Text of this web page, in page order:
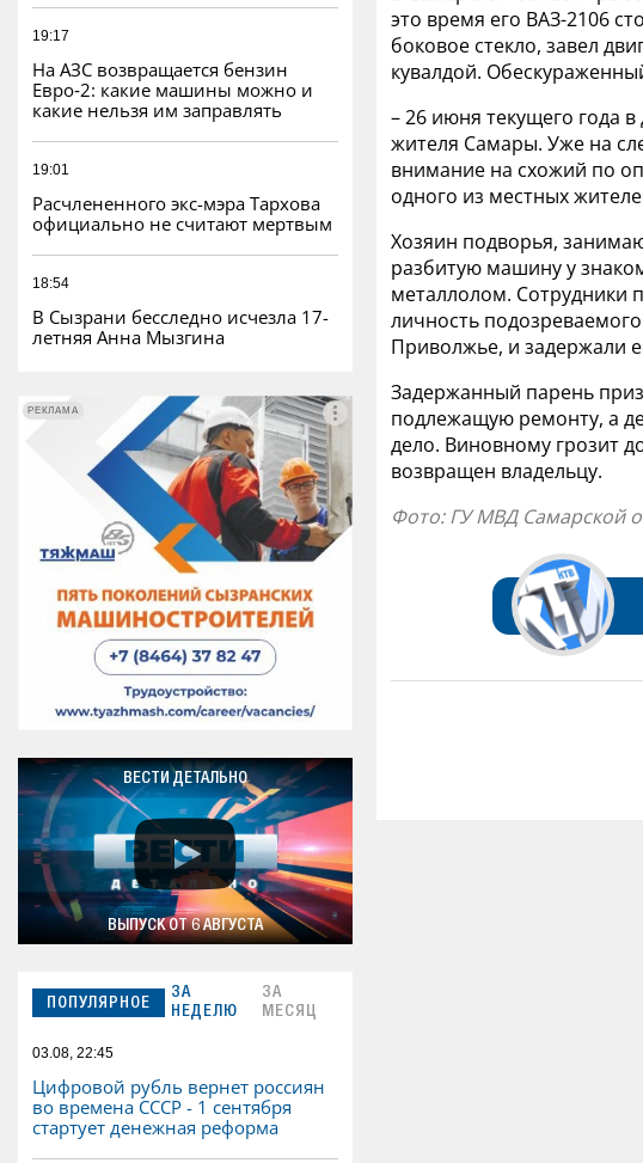
19:17
На АЗС возвращается бензин
Евро‑2: какие машины можно и
какие нельзя им заправлять
19:01
Расчлененного экс-мэра Тархова
официально не считают мертвым
18:54
В Сызрани бесследно исчезла 17-
летняя Анна Мызгина
РЕКЛАМА РЕКЛАМА
ВЕСТИ ДЕТАЛЬНО
ВЫПУСК ОТ 6 АВГУСТА
ПОПУЛЯРНОЕ
ЗА
НЕДЕЛЮ
ЗА
МЕСЯЦ
03.08, 22:45
Цифровой рубль вернет россиян
во времена СССР - 1 сентября
стартует денежная реформа
это время его ВАЗ-2106
боковое стекло, завел
кувалдой.
– 26 июня текущего года
жителя Самары. Уже на
внимание на схожий по
одного из местных
Хозяин подворья,
разбитую машину у
металлолом. Сотрудники
личность
Приволжье, и задержали
Задержанный парень
подлежащую ремонту, а
дело. Виновному грозит
возвращен владельцу.
Фото: ГУ МВД Самарской